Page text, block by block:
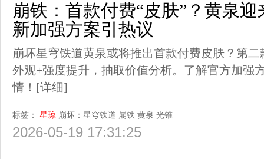
崩铁：首款付费“皮肤”？黄泉
新加强方案引热议
崩坏星穹铁道黄泉或将推出首款付费皮肤？第
外观+强度提升，抽取价值分析。了解官方加强
情！ [详细]
标签： 星琼 崩坏：星穹铁道 崩铁 黄泉 光锥
2026-05-19 17:31:25